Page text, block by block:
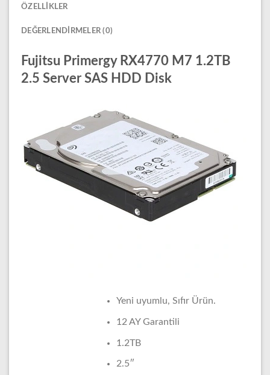
ÖZELLIKLER
DEĞERLENDIRMELER (0)
Fujitsu Primergy RX4770 M7 1.2TB
2.5 Server SAS HDD Disk
Yeni uyumlu, Sıfır Ürün.
12 AY Garantili
1.2TB
2.5″